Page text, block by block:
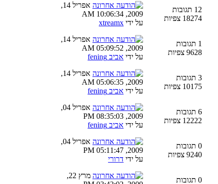
12 תגובות
18274 צפיות
אפריל 14,
2009, 10:06:34 AM
על ידי xtreamx
1 תגובות
9628 צפיות
אפריל 14,
2009, 05:09:52 AM
על ידי אביב fening
3 תגובות
10175 צפיות
אפריל 14,
2009, 05:06:35 AM
על ידי אביב fening
6 תגובות
12222 צפיות
אפריל 04,
2009, 08:35:03 PM
על ידי אביב fening
0 תגובות
9240 צפיות
אפריל 04,
2009, 05:11:47 PM
על ידי דרורי
0 תגובות
מרץ 22,